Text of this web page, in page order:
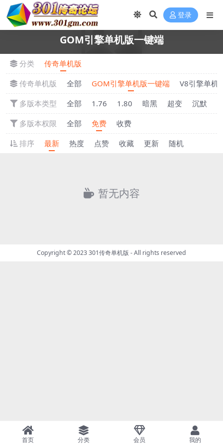
登录
GOM引擎单机版一键端
分类
传奇单机版
传奇单机版
全部 GOM引擎单机版一键端
V8引擎单机
多版本类型
全部 1.76 1.80 暗黑 超变 沉默
多版本权限
全部 免费
收费
排序
最新 热度 点赞 收藏 更新 随机
暂无内容
Copyright © 2023301传奇单机版 - All rights reserved
首页 分类 会员 我的